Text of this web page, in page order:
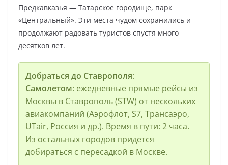
Предкавказья — Татарское городище, парк
«Центральный». Эти места чудом сохранились и
продолжают радовать туристов спустя много
десятков лет.
Добраться до Ставрополя:
Самолетом: ежедневные прямые рейсы из
Москвы в Ставрополь (STW) от нескольких
авиакомпаний (Аэрофлот, S7, Трансаэро,
UTair, Россия и др.). Время в пути: 2 часа.
Из остальных городов придется
добираться с пересадкой в Москве.